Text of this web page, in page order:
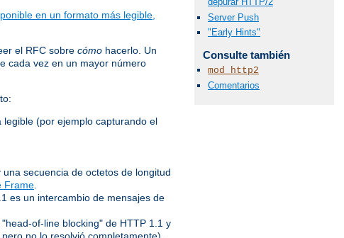
Server Push
"Early Hints"
Consulte también
mod_http2
Comentarios
en un formato más legible,
el RFC sobre cómo hacerlo. Un
cada vez en un mayor número
legible (por ejemplo capturando el
secuencia de octetos de longitud
Frame
es un intercambio de mensajes de
of-line blocking" de HTTP 1.1 y
no lo resolvió completamente).